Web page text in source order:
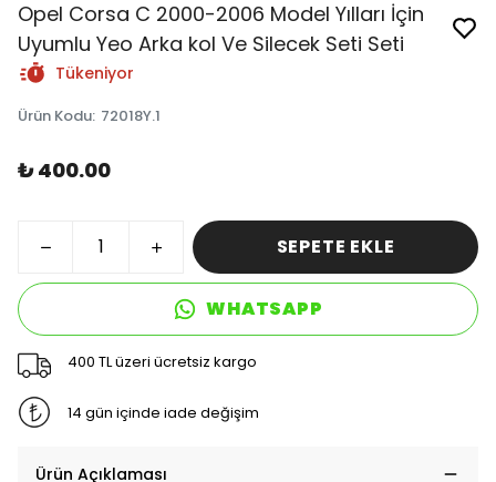
Opel Corsa C 2000-2006 Model Yılları İçin
Uyumlu Yeo Arka kol Ve Silecek Seti Seti
Tükeniyor
Ürün Kodu: 72018Y.1
₺ 400.00
SEPETE EKLE
WHATSAPP
400 TL üzeri ücretsiz kargo
14 gün içinde iade değişim
Ürün Açıklaması